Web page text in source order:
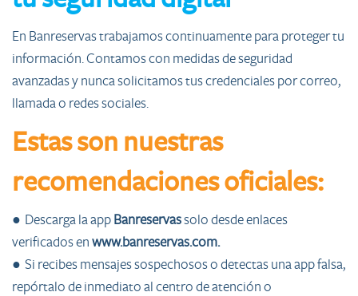
En Banreservas trabajamos continuamente para proteger tu
información. Contamos con medidas de seguridad
avanzadas y nunca solicitamos tus credenciales por correo,
llamada o redes sociales.
Estas son nuestras
recomendaciones oficiales:
● Descarga la appBanreservassolo desde enlaces
verificados enwww.banreservas.com.
● Si recibes mensajes sospechosos o detectas una app falsa,
repórtalo de inmediato al centro de atención o